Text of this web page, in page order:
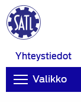
Yhteystiedot
Valikko